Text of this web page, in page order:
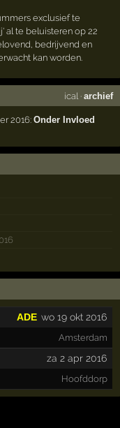
exclusief te
al te beluisteren op 22
bedrijvend en
kan worden.
ical · archief
2016:Onder Invloed
wo 19 okt 2016
ADE
Amsterdam
za 2 apr 2016
Hoofddorp